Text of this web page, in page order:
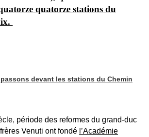
quatorze stations du
devant les stations du Chemin
période des reformes du grand-duc
Venuti ont fondé l’Académie